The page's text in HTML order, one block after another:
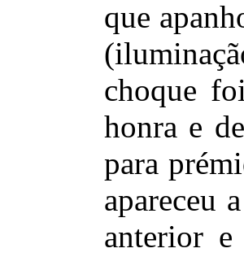
que
choque
honra e
para
apareceu
anterior e